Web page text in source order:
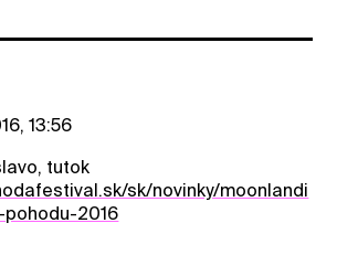
13:56
tutok
sk/novinky/moonlandi
2016